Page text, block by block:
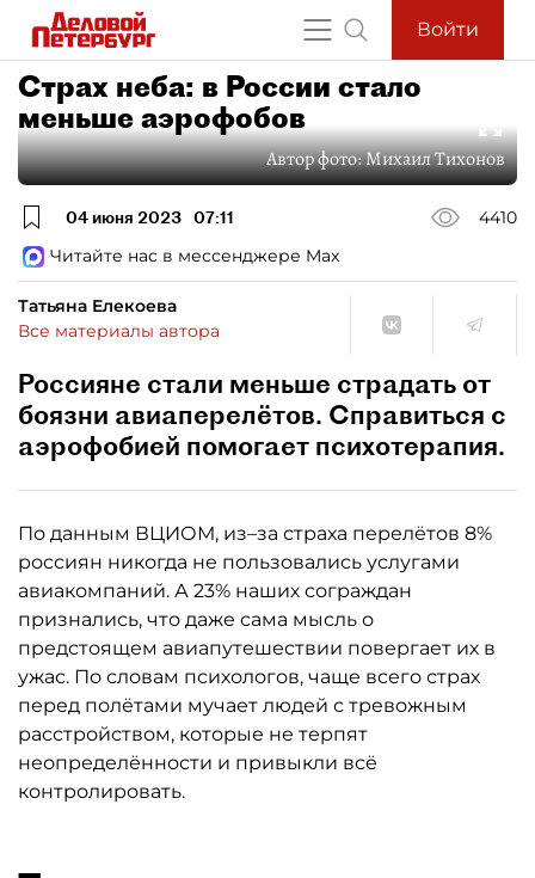
Войти
Страх неба: в России стало
меньше аэрофобов
Автор фото:Михаил Тихонов
04 июня 2023 07:11
4410
Читайте нас в мессенджере Max
Татьяна Елекоева
Все материалы автора
Россияне стали меньше страдать от
боязни авиаперелётов. Справиться с
аэрофобией помогает психотерапия.
По данным ВЦИОМ, из–за страха перелётов 8%
россиян никогда не пользовались услугами
авиакомпаний. А 23% наших сограждан
признались, что даже сама мысль о
предстоящем авиапутешествии повергает их в
ужас. По словам психологов, чаще всего страх
перед полётами мучает людей с тревожным
расстройством, которые не терпят
неопределённости и привыкли всё
контролировать.